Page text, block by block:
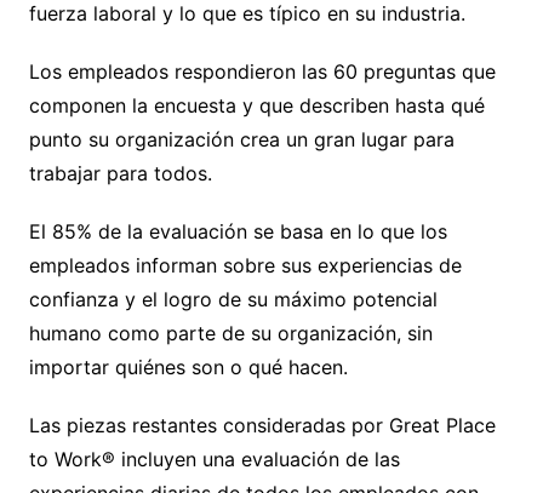
fuerza laboral y lo que es típico en su industria.
Los empleados respondieron las 60 preguntas que
componen la encuesta y que describen hasta qué
punto su organización crea un gran lugar para
trabajar para todos.
El 85% de la evaluación se basa en lo que los
empleados informan sobre sus experiencias de
confianza y el logro de su máximo potencial
humano como parte de su organización, sin
importar quiénes son o qué hacen.
Las piezas restantes consideradas por Great Place
to Work® incluyen una evaluación de las